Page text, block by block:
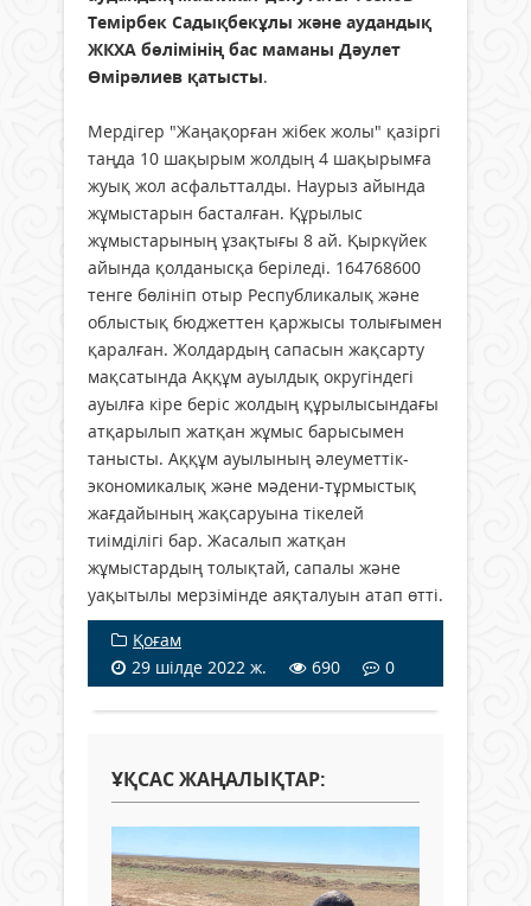
Темірбек Садықбекұлы және аудандық
ЖКХА бөлімінің бас маманы Дәулет
Өмірәлиев қатысты.
Мердігер "Жаңақорған жібек жолы" қазіргі
таңда 10 шақырым жолдың 4 шақырымға
жуық жол асфальтталды. Наурыз айында
жұмыстарын басталған. Құрылыс
жұмыстарының ұзақтығы 8 ай. Қыркүйек
айында қолданысқа беріледі. 164768600
тенге бөлініп отыр Республикалық және
облыстық бюджеттен қаржысы толығымен
қаралған. Жолдардың сапасын жақсарту
мақсатында Аққұм ауылдық округіндегі
ауылға кіре беріс жолдың құрылысындағы
атқарылып жатқан жұмыс барысымен
танысты. Аққұм ауылының әлеуметтік-
экономикалық және мәдени-тұрмыстық
жағдайының жақсаруына тікелей
тиімділігі бар. Жасалып жатқан
жұмыстардың толықтай, сапалы және
уақытылы мерзімінде аяқталуын атап өтті.
Қоғам
29 шілде 2022 ж.
690 0
ҰҚСАС ЖАҢАЛЫҚТАР: